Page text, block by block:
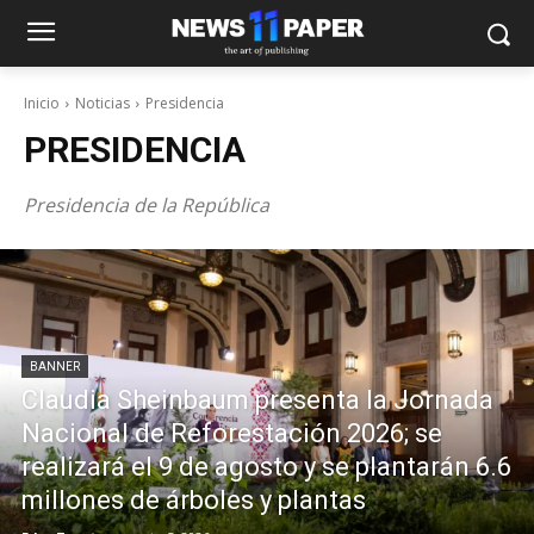
Inicio Noticias Presidencia
PRESIDENCIA
Presidencia de la República
BANNER
Claudia Sheinbaum presenta la Jornada
Nacional de Reforestación 2026; se
realizará el 9 de agosto y se plantarán 6.6
millones de árboles y plantas